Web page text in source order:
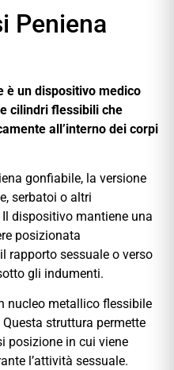
Peniena
è un dispositivo medico
cilindri flessibili che
all’interno dei corpi
gonfiabile, la versione
serbatoi o altri
dispositivo mantiene una
posizionata
rapporto sessuale o verso
gli indumenti.
nucleo metallico flessibile
struttura permette
posizione in cui viene
l’attività sessuale.